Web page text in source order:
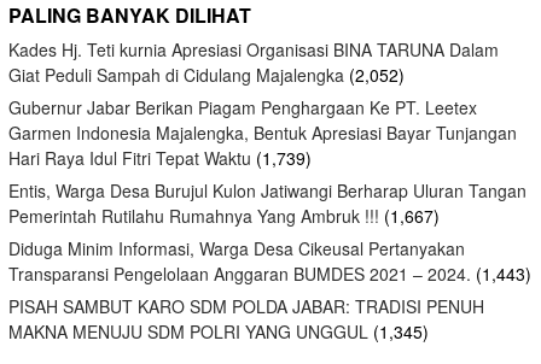
PALING BANYAK DILIHAT
Kades Hj. Teti kurnia Apresiasi Organisasi BINA TARUNA Dalam
Giat Peduli Sampah di Cidulang Majalengka (2,052)
Gubernur Jabar Berikan Piagam Penghargaan Ke PT. Leetex
Garmen Indonesia Majalengka, Bentuk Apresiasi Bayar Tunjangan
Hari Raya Idul Fitri Tepat Waktu (1,739)
Entis, Warga Desa Burujul Kulon Jatiwangi Berharap Uluran Tangan
Pemerintah Rutilahu Rumahnya Yang Ambruk !!! (1,667)
Diduga Minim Informasi, Warga Desa Cikeusal Pertanyakan
Transparansi Pengelolaan Anggaran BUMDES 2021 – 2024. (1,443)
PISAH SAMBUT KARO SDM POLDA JABAR: TRADISI PENUH
MAKNA MENUJU SDM POLRI YANG UNGGUL (1,345)